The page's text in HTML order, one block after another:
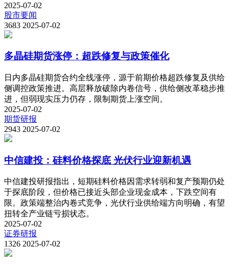
2025-07-02
股市要闻
3683 2025-07-02
多晶硅期货涨停：超跌修复与政策催化
日内多晶硅期货合约全线涨停，源于前期价格超跌修复及供给
侧调控政策推进。高层释放破除内卷信号，供给侧改革稳步推
进，但弱现实压力仍存，限制期货上涨空间。
2025-07-02
期货研报
2943 2025-07-02
中信建投：硅料价格探底 光伏行业迎新机遇
中信建投研报指出，短期硅料价格因需求转弱和复产预期仍处
于探底阶段，但价格已接近头部企业现金成本，下跌空间有
限。政策端整治内卷式竞争，光伏行业供给端方向明确，有望
扭转全产业链亏损状态。
2025-07-02
证券研报
1326 2025-07-02